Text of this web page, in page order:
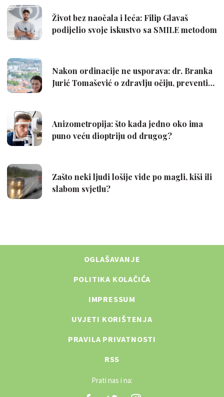
OGLAŠAVANJE
POLITIKA KOLAČIĆA
IMPRESSUM
UVJETI KORIŠTENJA
PRAVILA PRIVATNOSTI
RSS
Prati nas i na: